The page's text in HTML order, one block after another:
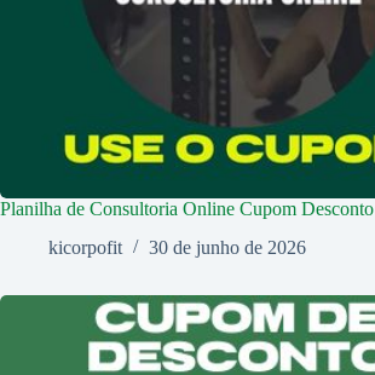
Planilha de Consultoria Online Cupom Desconto
kicorpofit
30 de junho de 2026